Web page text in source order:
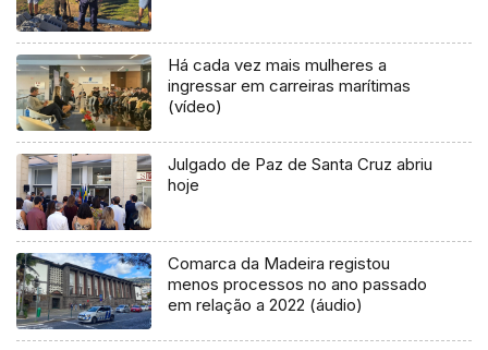
Há cada vez mais mulheres a
ingressar em carreiras marítimas
(vídeo)
Julgado de Paz de Santa Cruz abriu
hoje
Comarca da Madeira registou
menos processos no ano passado
em relação a 2022 (áudio)